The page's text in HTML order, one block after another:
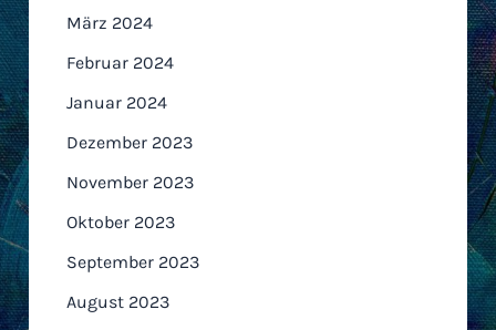
März 2024
Februar 2024
Januar 2024
Dezember 2023
November 2023
Oktober 2023
September 2023
August 2023